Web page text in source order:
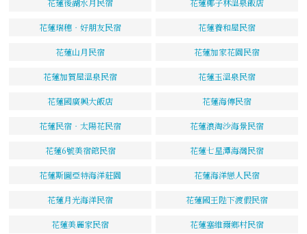
花蓮瑞穗‧好朋友民宿 花蓮養和屋民宿
花蓮山月民宿 花蓮加家花園民宿
花蓮加賀屋溫泉民宿 花蓮玉溫泉民宿
花蓮國廣興大飯店 花蓮海傳民宿
花蓮民宿‧太陽花民宿 花蓮浪淘沙海景民宿
花蓮6號美宿館民宿 花蓮七星潭海灣民宿
花蓮斯圖亞特海洋莊園 花蓮海洋戀人民宿
花蓮月光海洋民宿 花蓮國王陛下渡假民宿
花蓮美麗家民宿 花蓮塞維爾鄉村民宿